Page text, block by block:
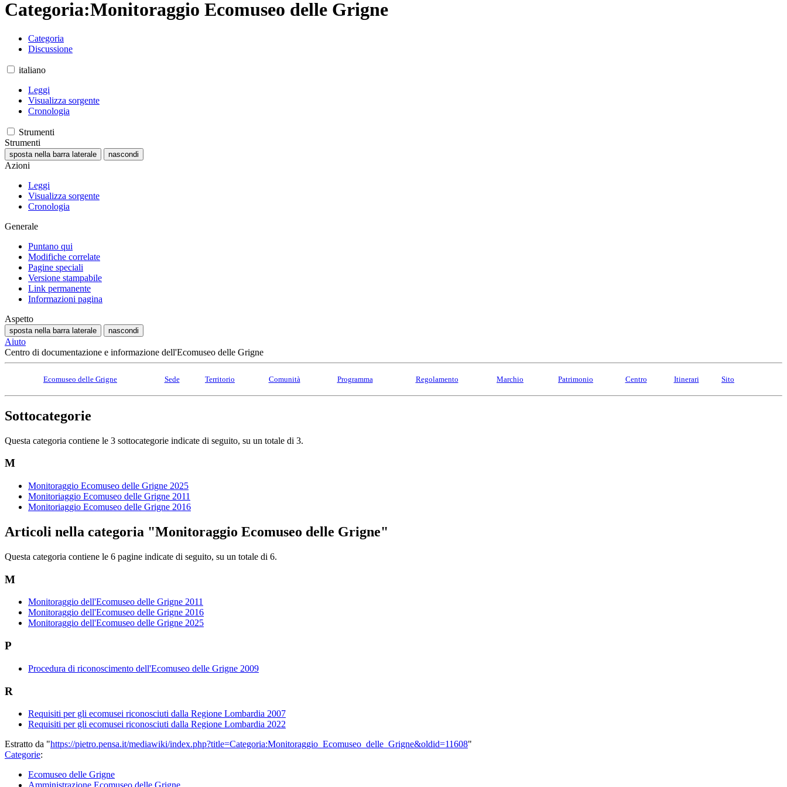
Categoria:Monitoraggio Ecomuseo delle Grigne
Categoria
Discussione
italiano
Leggi
Visualizza sorgente
Cronologia
Strumenti
Strumenti
sposta nella barra laterale nascondi
Azioni
Leggi
Visualizza sorgente
Cronologia
Generale
Puntano qui
Modifiche correlate
Pagine speciali
Versione stampabile
Link permanente
Informazioni pagina
Aspetto
sposta nella barra laterale nascondi
Aiuto
Centro di documentazione e informazione dell'Ecomuseo delle Grigne
Ecomuseo delle Grigne Sede Territorio Comunità Programma Regolamento Marchio Patrimonio Centro Itinerari Sito
Sottocategorie
Questa categoria contiene le 3 sottocategorie indicate di seguito, su un totale di 3.
M
Monitoraggio Ecomuseo delle Grigne 2025
Monitoriaggio Ecomuseo delle Grigne 2011
Monitoriaggio Ecomuseo delle Grigne 2016
Articoli nella categoria "Monitoraggio Ecomuseo delle Grigne"
Questa categoria contiene le 6 pagine indicate di seguito, su un totale di 6.
M
Monitoraggio dell'Ecomuseo delle Grigne 2011
Monitoraggio dell'Ecomuseo delle Grigne 2016
Monitoraggio dell'Ecomuseo delle Grigne 2025
P
Procedura di riconoscimento dell'Ecomuseo delle Grigne 2009
R
Requisiti per gli ecomusei riconosciuti dalla Regione Lombardia 2007
Requisiti per gli ecomusei riconosciuti dalla Regione Lombardia 2022
Estratto da "https://pietro.pensa.it/mediawiki/index.php?title=Categoria:Monitoraggio_Ecomuseo_delle_Grigne&oldid=11608"
Categorie:
Ecomuseo delle Grigne